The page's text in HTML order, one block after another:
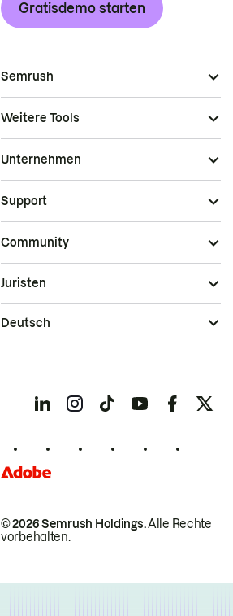
Gratisdemo starten
Semrush
Weitere Tools
Unternehmen
Support
Community
© 2026 Semrush Holdings.Alle Rechte
vorbehalten.
Juristen
Deutsch